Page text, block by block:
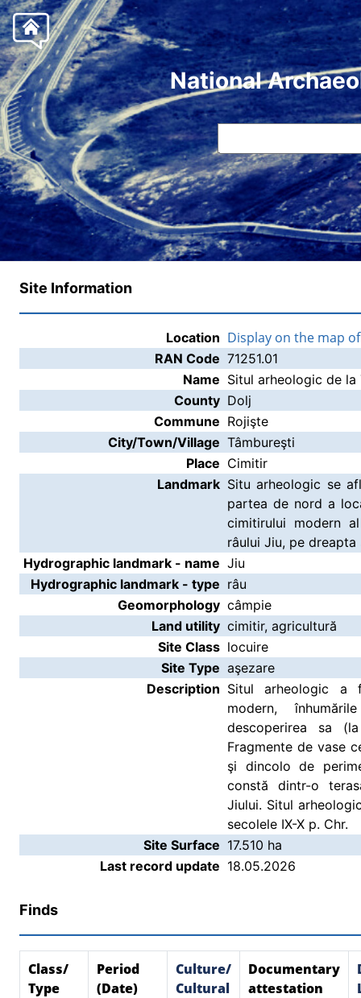
National
Site Information
Location Display on the map
RAN Code 71251.01
Name Situl arheologic de
County Dolj
Commune Rojişte
City/Town/Village Tâmbureşti
Place Cimitir
Landmark Situ arheologic se
partea de nord a
cimitirului modern
râului Jiu, pe
Hydrographic landmark - name Jiu
Hydrographic landmark - type râu
Geomorphology câmpie
Land utility cimitir, agricultură
Site Class locuire
Site Type aşezare
Description Situl arheologic a
modern,
descoperirea sa
Fragmente de vase
şi dincolo de
constă dintr-o
Jiului. Situl
secolele IX-X p. Chr.
Site Surface 17.510 ha
Last record update 18.05.2026
Finds
Class/
Type
Period
(Date)
Culture/
Cultural
Documentary
attestation